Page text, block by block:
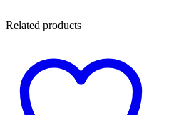
Related products